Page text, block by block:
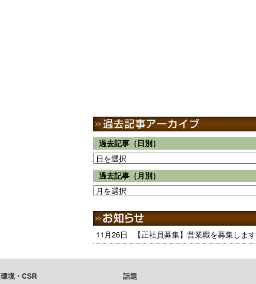
過去記事（日別）
過去記事（月別）
11月26日 【正社員募集】営業職を募集します
環境・CSR 話題